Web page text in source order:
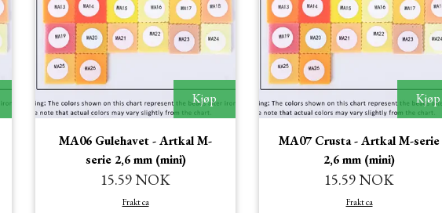
Kjøp
MA06 Gulehavet - Artkal M-
serie 2,6 mm (mini)
15.59 NOK
Frakt ca
Kjøp
MA07 Crusta - Artkal M-serie
2,6 mm (mini)
15.59 NOK
Frakt ca